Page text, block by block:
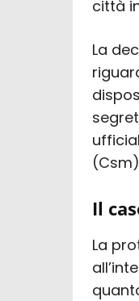
città
La
Il
La